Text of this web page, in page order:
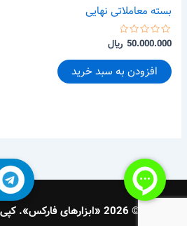
بسته معاملاتی نهایی
امتیاز
0
از
5
50.000.000 ﷼
افزودن به سبد خرید
© 2026 «ابزارهای فارکس». کپی بدون منبع ممنوع.